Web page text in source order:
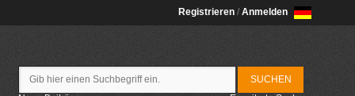
Registrieren / Anmelden